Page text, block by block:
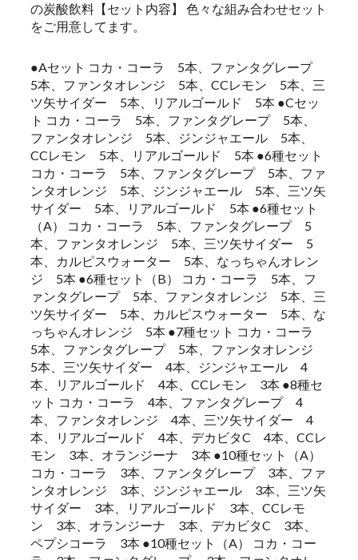
の炭酸飲料【セット内容】 色々な組み合わせセット
をご用意してます。
●Aセット コカ・コーラ 5本、ファンタグレープ
5本、ファンタオレンジ 5本、CCレモン 5本、三
ツ矢サイダー 5本、リアルゴールド 5本 ●Cセッ
ト コカ・コーラ 5本、ファンタグレープ 5本、
ファンタオレンジ 5本、ジンジャエール 5本、
CCレモン 5本、リアルゴールド 5本 ●6種セット
コカ・コーラ 5本、ファンタグレープ 5本、ファ
ンタオレンジ 5本、ジンジャエール 5本、三ツ矢
サイダー 5本、リアルゴールド 5本 ●6種セット
（A） コカ・コーラ 5本、ファンタグレープ 5
本、ファンタオレンジ 5本、三ツ矢サイダー 5
本、カルピスウォーター 5本、なっちゃんオレン
ジ 5本 ●6種セット（B） コカ・コーラ 5本、フ
ァンタグレープ 5本、ファンタオレンジ 5本、三
ツ矢サイダー 5本、カルピスウォーター 5本、な
っちゃんオレンジ 5本 ●7種セット コカ・コーラ
5本、ファンタグレープ 5本、ファンタオレンジ
5本、三ツ矢サイダー 4本、ジンジャエール 4
本、リアルゴールド 4本、CCレモン 3本 ●8種セ
ット コカ・コーラ 4本、ファンタグレープ 4
本、ファンタオレンジ 4本、三ツ矢サイダー 4
本、リアルゴールド 4本、デカビタC 4本、CCレ
モン 3本、オランジーナ 3本 ●10種セット（A）
コカ・コーラ 3本、ファンタグレープ 3本、ファ
ンタオレンジ 3本、ジンジャエール 3本、三ツ矢
サイダー 3本、リアルゴールド 3本、CCレモ
ン 3本、オランジーナ 3本、デカビタC 3本、
ペプシコーラ 3本 ●10種セット（A） コカ・コー